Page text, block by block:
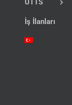
UTTS
İş İlanları